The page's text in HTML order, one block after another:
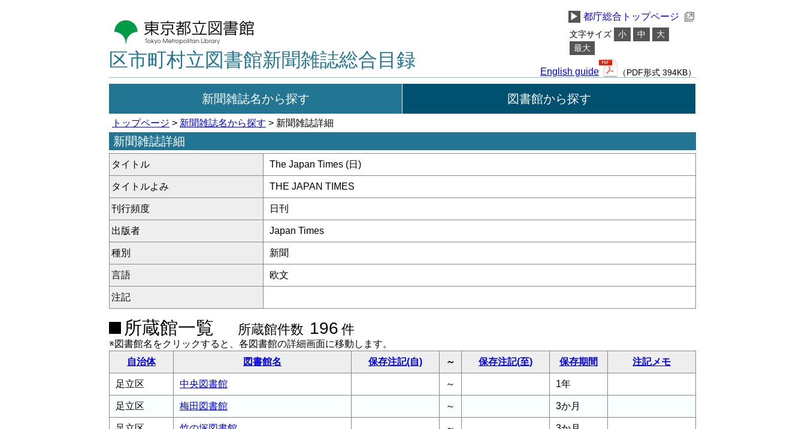
区市町村立図書館新聞雑誌総合目録
▶ 都庁総合トップページ
文字サイズ 小 中
大
最大
English guide （PDF形式 394KB）
新聞雑誌名から探す 図書館から探す
トップページ > 新聞雑誌名から探す > 新聞雑誌詳細
新聞雑誌詳細
タイトル The Japan Times (日)
タイトルよみ THE JAPAN TIMES
刊行頻度 日刊
出版者 Japan Times
種別 新聞
言語 欧文
注記
所蔵館一覧 所蔵館件数 196 件
※図書館名をクリックすると、各図書館の詳細画面に移動します。
自治体
図書館名 保存注記(自) ～ 保存注記(至) 保存期間 注記メモ
足立区 中央図書館 ～ 1年
足立区 梅田図書館 ～ 3か月